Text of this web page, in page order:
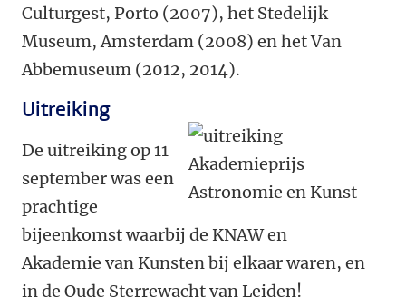
Culturgest, Porto (2007), het Stedelijk
Museum, Amsterdam (2008) en het Van
Abbemuseum (2012, 2014).
Uitreiking
De uitreiking op 11
september was een
prachtige
bijeenkomst waarbij de KNAW en
Akademie van Kunsten bij elkaar waren, en
in de Oude Sterrewacht van Leiden!